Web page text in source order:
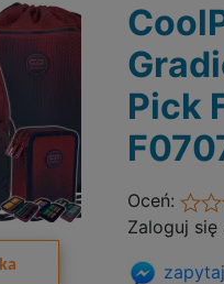
Pick
Oceń:
Zaloguj